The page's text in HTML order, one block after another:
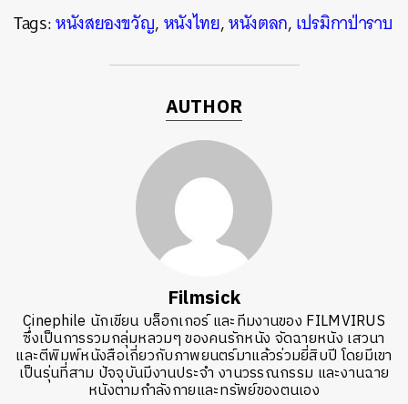
Tags:หนังสยองขวัญ,หนังไทย,หนังตลก,เปรมิกาป่าราบ
AUTHOR
Filmsick
Cinephile นักเขียน บล็อกเกอร์ และทีมงานของ FILMVIRUS
ซึ่งเป็นการรวมกลุ่มหลวมๆ ของคนรักหนัง จัดฉายหนัง เสวนา
และตีพิมพ์หนังสือเกี่ยวกับภาพยนตร์มาแล้วร่วมยี่สิบปี โดยมีเขา
เป็นรุ่นที่สาม ปัจจุบันมีงานประจำ งานวรรณกรรม และงานฉาย
หนังตามกำลังกายและทรัพย์ของตนเอง